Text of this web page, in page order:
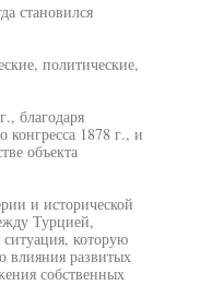
становился
политические,
благодаря
конгресса 1878 г., и
объекта
и исторической
Турцией,
которую
влияния развитых
собственных